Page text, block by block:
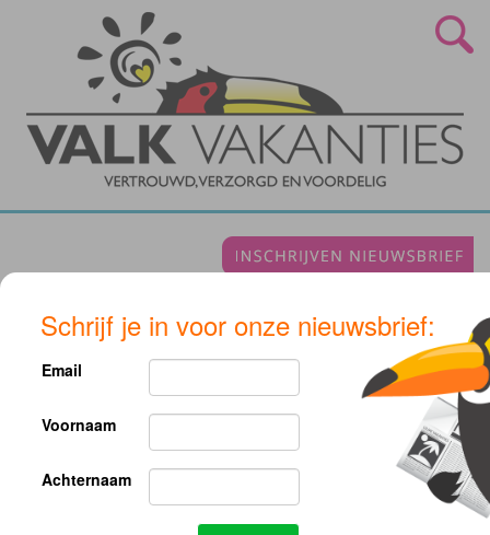
Schrijf je in voor onze nieuwsbrief:
Email
Voornaam
Achternaam
Geirangerfjord
Helaas voldoet geen van onze reizen aan uw zoekcriteria, pas uw
Vertrouwd